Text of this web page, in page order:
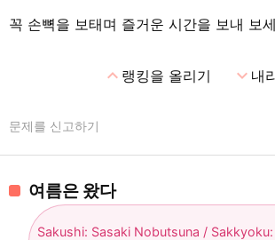
꼭 손뼉을 보태며 즐거운 시간을 보내 보
expand_less랭킹을 올리기 expand_more내
문제를 신고하기
여름은 왔다
Sakushi: Sasaki Nobutsuna /